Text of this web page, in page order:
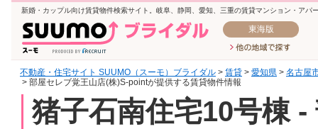
新婚・カップル向け賃貸物件検索サイト。岐阜、静岡、愛知、三重の賃貸マンション・アパ
東海版
不動産・住宅サイト SUUMO（スーモ）ブライダル > 賃貸 > 愛知県 > 名古屋
> 部屋セレブ覚王山店(株)S-pointが提供する賃貸物件情報
猪子石南住宅10号棟